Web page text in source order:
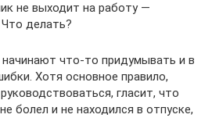
не выходит на работу —
делать?
что-то придумывать и в
Хотя основное правило,
гласит, что
болел и не находился в отпуске,